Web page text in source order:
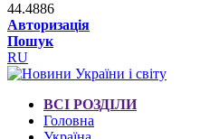
44.4886
Авторизація
Пошук
RU
ВСІ РОЗДІЛИ
Головна